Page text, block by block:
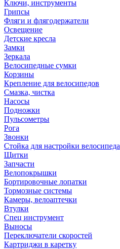
Ключи, инструменты
Грипсы
Фляги и флягодержатели
Освещение
Детские кресла
Замки
Зеркала
Велосипедные сумки
Корзины
Крепление для велосипедов
Смазка, чистка
Насосы
Подножки
Пульсометры
Рога
Звонки
Стойка для настройки велосипеда
Щитки
Запчасти
Велопокрышки
Бортировочные лопатки
Тормозные системы
Камеры, велоаптечки
Втулки
Спец инструмент
Выносы
Переключатели скоростей
Картриджи в каретку